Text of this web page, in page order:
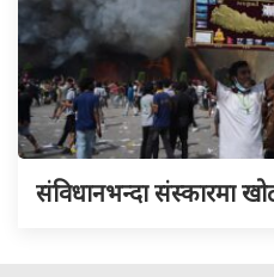
संविधानभन्दा संस्कारमा